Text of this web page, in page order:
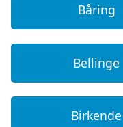
Båring
Bellinge
Birkende